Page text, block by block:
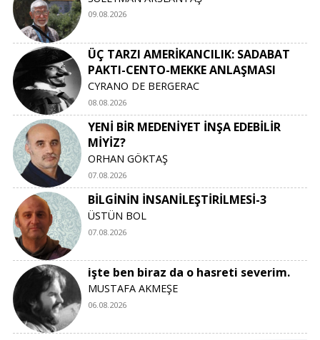
09.08.2026
ÜÇ TARZI AMERİKANCILIK: SADABAT
PAKTI-CENTO-MEKKE ANLAŞMASI
CYRANO DE BERGERAC
08.08.2026
YENİ BİR MEDENİYET İNŞA EDEBİLİR
MİYİZ?
ORHAN GÖKTAŞ
07.08.2026
BİLGİNİN İNSANİLEŞTİRİLMESİ-3
ÜSTÜN BOL
07.08.2026
işte ben biraz da o hasreti severim.
MUSTAFA AKMEŞE
06.08.2026